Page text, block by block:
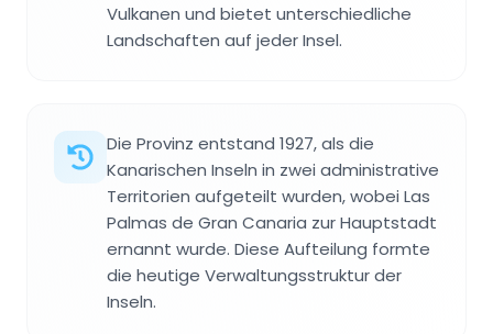
Vulkanen und bietet unterschiedliche
Landschaften auf jeder Insel.
Die Provinz entstand 1927, als die
Kanarischen Inseln in zwei administrative
Territorien aufgeteilt wurden, wobei Las
Palmas de Gran Canaria zur Hauptstadt
ernannt wurde. Diese Aufteilung formte
die heutige Verwaltungsstruktur der
Inseln.